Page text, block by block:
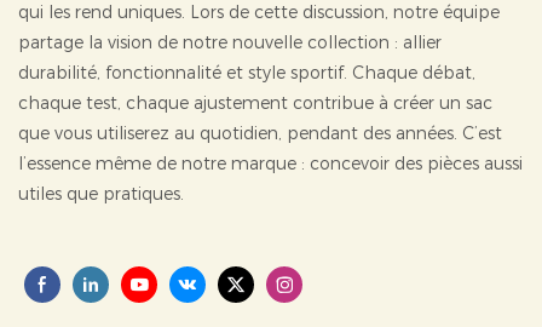
qui les rend uniques. Lors de cette discussion, notre équipe
partage la vision de notre nouvelle collection : allier
durabilité, fonctionnalité et style sportif. Chaque débat,
chaque test, chaque ajustement contribue à créer un sac
que vous utiliserez au quotidien, pendant des années. C’est
l’essence même de notre marque : concevoir des pièces aussi
utiles que pratiques.